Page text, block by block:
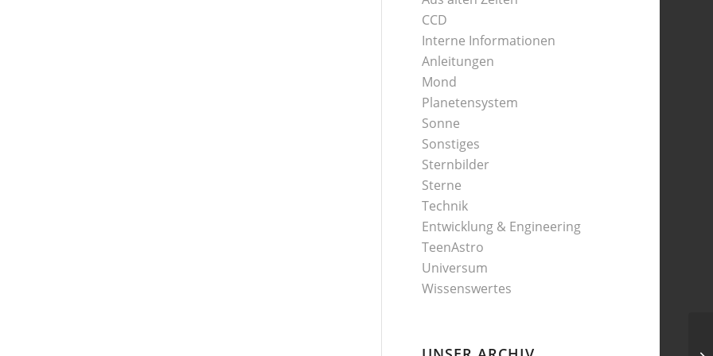
CCD
Interne Informationen
Anleitungen
Mond
Planetensystem
Sonne
Sonstiges
Sternbilder
Sterne
Technik
Entwicklung & Engineering
TeenAstro
Universum
Wissenswertes